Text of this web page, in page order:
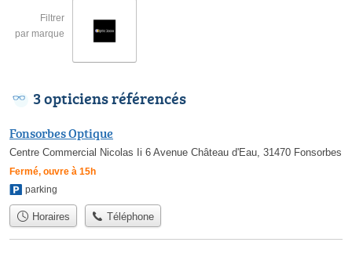
Filtrer
par marque
3 opticiens référencés
Fonsorbes Optique
Centre Commercial Nicolas Ii 6 Avenue Château d'Eau, 31470 Fonsorbes
Fermé, ouvre à 15h
parking
Horaires Téléphone